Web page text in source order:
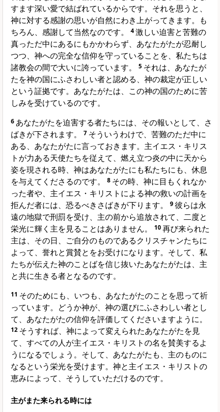
すます深い愛で結ばれているからです。それを思うと、
神に対する感謝の思いが自然にわき上がってきます。も
ちろん、感謝して当然なのです。
4激しい迫害と苦難の
真っただ中にあるにもかかわらず、あなたがたが忍耐し
つつ、神への完全な信仰を守っていることを、私たちは
諸教会の間で大いに誇っています。
5 それは、あなたが
たを神の国にふさわしい者と認める、神の裁定が正しい
という証拠です。あなたがたは、この神の国のために苦
しみを受けているのです。
6 あなたがたを迫害する者たちには、その報いとして、さ
ばきが下されます。
7 そういうわけで、苦難のただ中に
ある、あなたがたに言っておきます。主イエス・キリス
トが力ある天使たちを従えて、燃え立つ炎の中に天から
姿を現される時、神はあなたがたにも私たちにも、休息
を与えてくださるのです。
8 その時、神に目もくれなか
った者や、主イエス・キリストによる神の救いの計画を
拒んだ者には、恐るべきさばきが下ります。
9彼らは永
遠の地獄で刑罰を受け、主の前から追放されて、二度と
栄光に輝く主を見ることはありません。
10再び来られた
主は、その日、ご自分のものであるクリスチャンたちに
よって、誉れと賞賛とをお受けになります。そして、私
たちが伝えた神のことばを信じ抜いたあなたがたは、主
と共に生きる者となるのです。
11 そのためにも、いつも、あなたがたのことを思って祈
っています。どうか神が、神の選びにふさわしい者とし
て、あなたがたの信仰を評価してくださいますように。
12 そうすれば、神によって変えられたあなたがたを見
て、すべての人が主イエス・キリストの名を賛美するよ
うになるでしょう。そして、あなたがたも、主のものに
なるという栄光を受けます。神と主イエス・キリストの
恵みによって、そうしていただけるのです。
主がまた来られる時には